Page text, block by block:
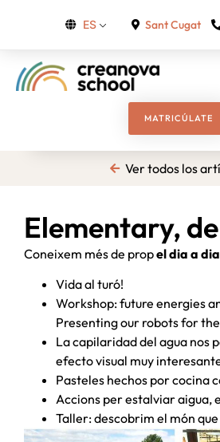
ES Sant Cugat
MATRICÚLATE
Ver todos los
Elementary,
Coneixem més de propel dia a
Vida al turó!
Workshop: future energies
Presenting our robots for
La capilaridad del agua nos
efecto visual muy
Pasteles hechos por cocina
Accions per estalviar aigua,
Taller: descobrim el món